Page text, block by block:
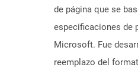
de página que se
especificaciones de
Microsoft. Fue
reemplazo del